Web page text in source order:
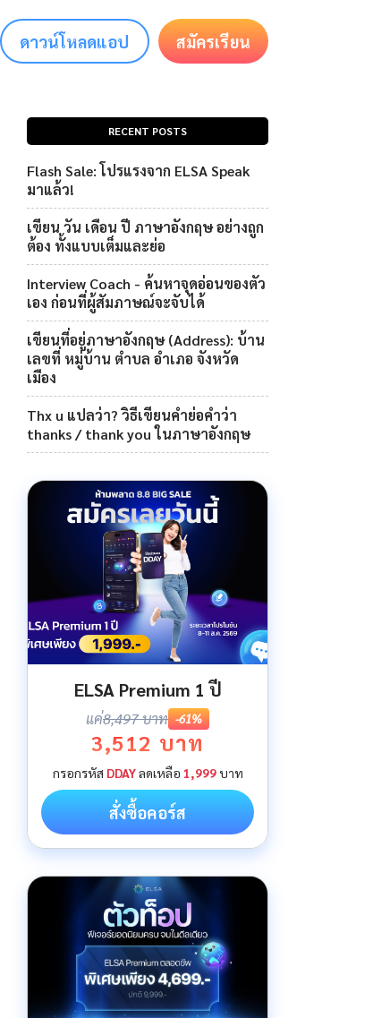
ดาวน์โหลดแอป สมัครเรียน
RECENT POSTS
Flash Sale: โปรแรงจาก ELSA Speak
มาแล้ว!
เขียน วัน เดือน ปี ภาษาอังกฤษ อย่างถูก
ต้อง ทั้งแบบเต็มและย่อ
Interview Coach - ค้นหาจุดอ่อนของตัว
เอง ก่อนที่ผู้สัมภาษณ์จะจับได้
เขียนที่อยู่ภาษาอังกฤษ (Address): บ้าน
เลขที่ หมู่บ้าน ตำบล อำเภอ จังหวัด
เมือง
Thx u แปลว่า? วิธีเขียนคำย่อคำว่า
thanks / thank you ในภาษาอังกฤษ
ELSA Premium 1 ปี
แค่8,497 บาท -61%
3,512 บาท
กรอกรหัส DDAYลดเหลือ 1,999บาท
สั่งซื้อคอร์ส